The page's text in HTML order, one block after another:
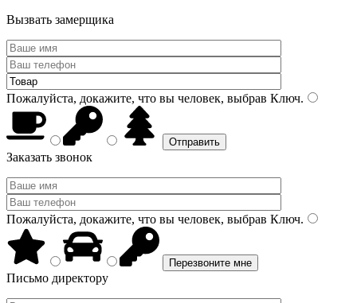
Вызвать замерщика
Пожалуйста, докажите, что вы человек, выбрав Ключ.
Заказать звонок
Пожалуйста, докажите, что вы человек, выбрав Ключ.
Письмо директору